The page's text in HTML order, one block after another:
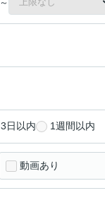
～
3日以内 1週間以内
動画あり